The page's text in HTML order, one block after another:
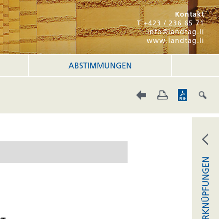
Kontakt
T +423 / 236 65 71
info@landtag.li
www.landtag.li
ABSTIMMUNGEN
VERKNÜPFUNGEN